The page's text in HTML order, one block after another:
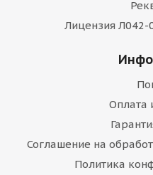
Лицензия Л042-
Оплата
Соглашение на
Политика